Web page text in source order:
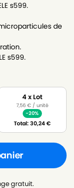
s599.
de
s599.
4 x Lot
7,56 €/ unité
-20%
Total:30,24€
gratuit.